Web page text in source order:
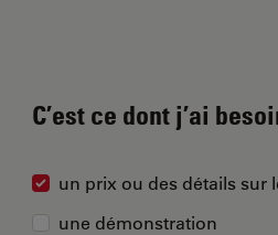
C’est ce dont j’ai
un prix ou des détails sur
une démonstration